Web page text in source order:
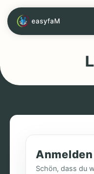
Anmelden
Schön, dass du